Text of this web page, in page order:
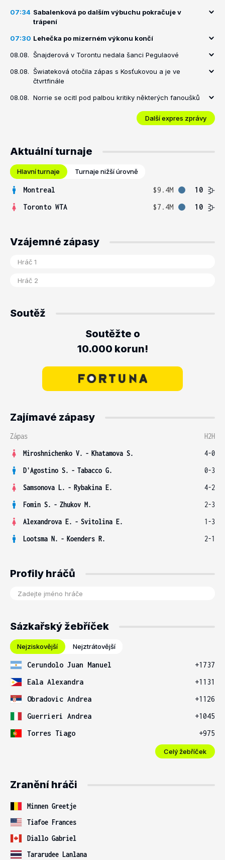
07:34 Sabalenková po dalším výbuchu pokračuje v
trápení
07:30 Lehečka po mizerném výkonu končí
08.08. Šnajderová v Torontu nedala šanci Pegulaové
08.08. Šwiateková otočila zápas s Kosťukovou a je ve
čtvrtfinále
08.08. Norrie se ocitl pod palbou kritiky některých fanoušků
Další expres zprávy
Aktuální turnaje
Hlavní turnaje Turnaje nižší úrovně
Montreal $9.4M
10
Toronto WTA
$7.4M 10
Vzájemné zápasy
Soutěž
Soutěžte o
10.000 korun!
Zajímavé zápasy
Zápas
H2H
Miroshnichenko V. - Khatamova S.
4-0
D'Agostino S. - Tabacco G.
0-3
Samsonova L. - Rybakina E.
4-2
Fomin S. - Zhukov M.
2-3
Alexandrova E. - Svitolina E.
1-3
Lootsma N. - Koenders R. 2-1
Profily hráčů
Sázkařský žebříček
Nejziskovější Nejztrátovější
Cerundolo Juan Manuel
+1737
Eala Alexandra
+1131
Obradovic Andrea
+1126
Guerrieri Andrea
+1045
Torres Tiago
+975
Celý žebříček
Zranění hráči
Minnen Greetje
Tiafoe Frances
Diallo Gabriel
Tararudee Lanlana